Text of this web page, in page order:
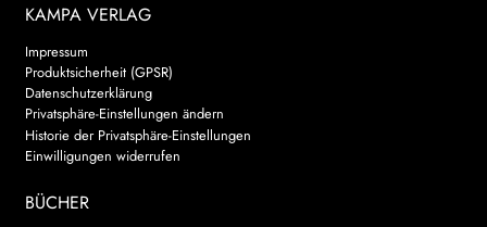
KAMPA VERLAG
Impressum
Produktsicherheit (GPSR)
Datenschutzerklärung
Privatsphäre-Einstellungen ändern
Historie der Privatsphäre-Einstellungen
Einwilligungen widerrufen
BÜCHER